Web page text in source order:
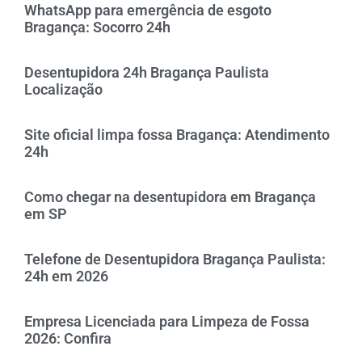
WhatsApp para emergência de esgoto
Bragança: Socorro 24h
Desentupidora 24h Bragança Paulista
Localização
Site oficial limpa fossa Bragança: Atendimento
24h
Como chegar na desentupidora em Bragança
em SP
Telefone de Desentupidora Bragança Paulista:
24h em 2026
Empresa Licenciada para Limpeza de Fossa
2026: Confira